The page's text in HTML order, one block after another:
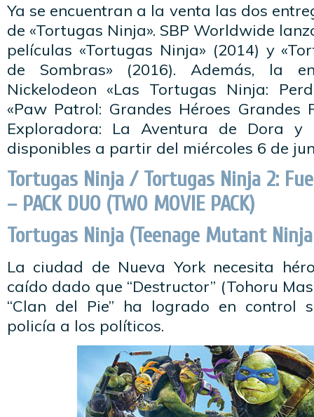
Ya se encuentran a la venta las dos
de «Tortugas Ninja». SBP Worldwide
películas «Tortugas Ninja» (2014) y
de Sombras» (2016). Además, la
Nickelodeon «Las Tortugas Ninja:
«Paw Patrol: Grandes Héroes Grandes
Exploradora: La Aventura de Dora y
disponibles a partir del miércoles 6 de
Tortugas Ninja / Tortugas Ninja 2:
– PACK DUO (TWO MOVIE PACK)
Tortugas Ninja (Teenage Mutant
La ciudad de Nueva York necesita
caído dado que “Destructor” (Tohoru
“Clan del Pie” ha logrado en control
policía a los políticos.